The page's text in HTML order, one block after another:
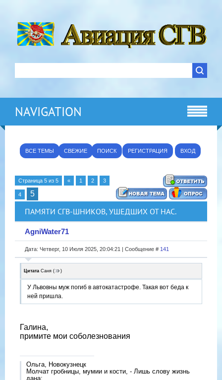
NAVIGATION
ВСЕ ТЕМЫ СВЕЖИЕ ПОИСК РЕГИСТРАЦИЯ ВХОД
Страница 5 из 5 « 1 2 3
4 5
ПАМЯТИ СГВ-ШНИКОВ, УШЕДШИХ ОТ НАС.
AgniWater71
Дата: Четверг, 10 Июля 2025, 20:04:21 | Сообщение # 141
Цитата Саня ( )
У Львовны муж погиб в автокатастрофе. Такая вот беда к
ней пришла.
Галина,
примите мои соболезнования
Ольга, Новокузнецк
Молчат гробницы, мумии и кости, - Лишь слову жизнь
дана: